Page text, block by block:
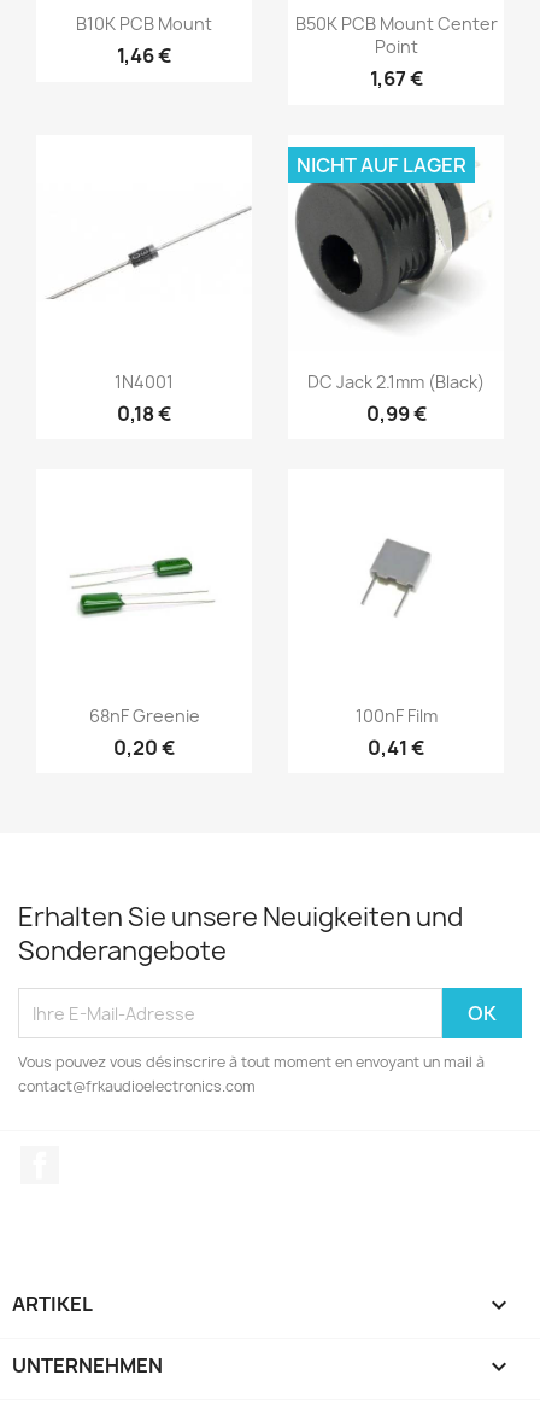
B10K PCB Mount
1,46 €
B50K PCB Mount Center
Point
1,67 €
1N4001
0,18 €
DC Jack 2.1mm (black)
0,99 €
NICHT AUF LAGER
68nF Greenie
0,20 €
100nF Film
0,41 €
Erhalten Sie unsere Neuigkeiten und
Sonderangebote
Vous pouvez vous désinscrire à tout moment en envoyant un mail à
contact@frkaudioelectronics.com
ARTIKEL 
UNTERNEHMEN 